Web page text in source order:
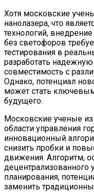
Хотя московские
нанолазера, что
технологий,
без светофоров
тестирования в
разработать
совместимость с
Однако, потенциал
может стать
будущего.
Московские ученые
области управления
инновационный
снизить пробки и
движения. Алгоритм,
децентрализованного
планирования,
заменить